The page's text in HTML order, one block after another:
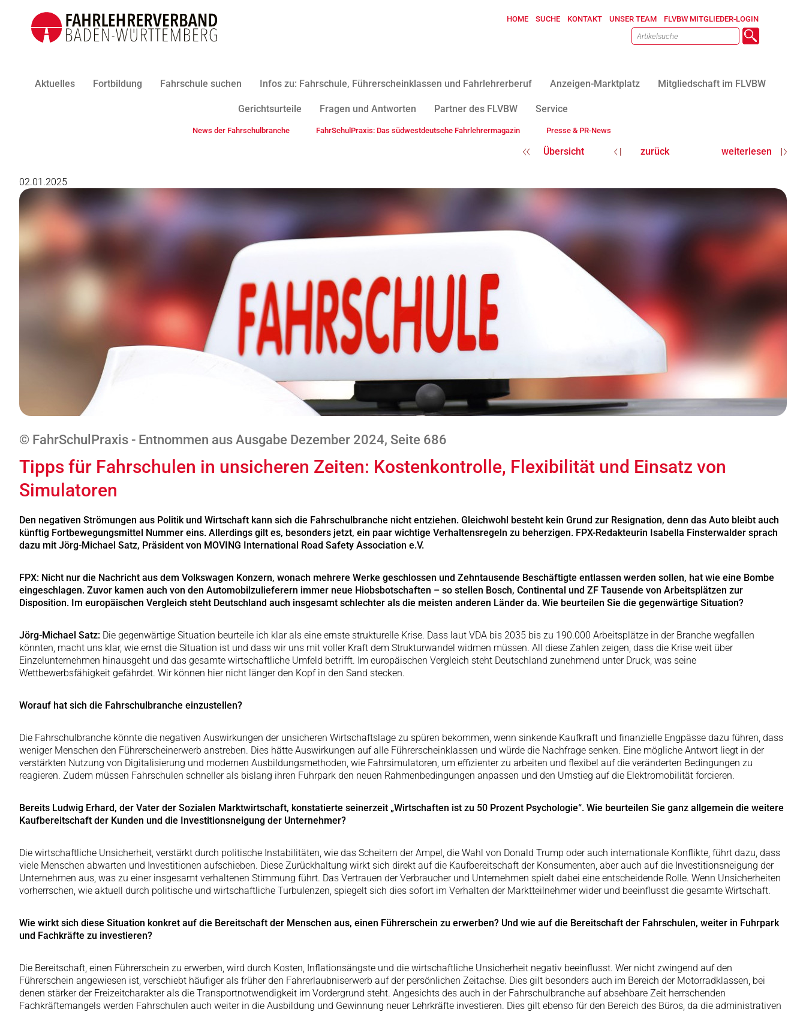
HOME SUCHE KONTAKT UNSER TEAM FLVBW MITGLIEDER-LOGIN
Aktuelles Fortbildung Fahrschule suchen Infos zu: Fahrschule, Führerscheinklassen und Fahrlehrerberuf Anzeigen-Marktplatz Mitgliedschaft im FLVBW
Gerichtsurteile Fragen und Antworten Partner des FLVBW Service
News der Fahrschulbranche FahrSchulPraxis: Das südwestdeutsche Fahrlehrermagazin Presse & PR-News
Übersicht zurück weiterlesen
02.01.2025
© FahrSchulPraxis - Entnommen aus Ausgabe Dezember 2024, Seite 686
Tipps für Fahrschulen in unsicheren Zeiten: Kostenkontrolle, Flexibilität und Einsatz von
Simulatoren
Den negativen Strömungen aus Politik und Wirtschaft kann sich die Fahrschulbranche nicht entziehen. Gleichwohl besteht kein Grund zur Resignation, denn das Auto bleibt auch
künftig Fortbewegungsmittel Nummer eins. Allerdings gilt es, besonders jetzt, ein paar wichtige Verhaltensregeln zu beherzigen. FPX-Redakteurin Isabella Finsterwalder sprach
dazu mit Jörg-Michael Satz, Präsident von MOVING International Road Safety Association e.V.
FPX: Nicht nur die Nachricht aus dem Volkswagen Konzern, wonach mehrere Werke geschlossen und Zehntausende Beschäftigte entlassen werden sollen, hat wie eine Bombe
eingeschlagen. Zuvor kamen auch von den Automobilzulieferern immer neue Hiobsbotschaften – so stellen Bosch, Continental und ZF Tausende von Arbeitsplätzen zur
Disposition. Im europäischen Vergleich steht Deutschland auch insgesamt schlechter als die meisten anderen Länder da. Wie beurteilen Sie die gegenwärtige Situation?
Jörg-Michael Satz: Die gegenwärtige Situation beurteile ich klar als eine ernste strukturelle Krise. Dass laut VDA bis 2035 bis zu 190.000 Arbeitsplätze in der Branche wegfallen
könnten, macht uns klar, wie ernst die Situation ist und dass wir uns mit voller Kraft dem Strukturwandel widmen müssen. All diese Zahlen zeigen, dass die Krise weit über
Einzelunternehmen hinausgeht und das gesamte wirtschaftliche Umfeld betrifft. Im europäischen Vergleich steht Deutschland zunehmend unter Druck, was seine
Wettbewerbsfähigkeit gefährdet. Wir können hier nicht länger den Kopf in den Sand stecken.
Worauf hat sich die Fahrschulbranche einzustellen?
Die Fahrschulbranche könnte die negativen Auswirkungen der unsicheren Wirtschaftslage zu spüren bekommen, wenn sinkende Kaufkraft und finanzielle Engpässe dazu führen, dass
weniger Menschen den Führerscheinerwerb anstreben. Dies hätte Auswirkungen auf alle Führerscheinklassen und würde die Nachfrage senken. Eine mögliche Antwort liegt in der
verstärkten Nutzung von Digitalisierung und modernen Ausbildungsmethoden, wie Fahrsimulatoren, um effizienter zu arbeiten und flexibel auf die veränderten Bedingungen zu
reagieren. Zudem müssen Fahrschulen schneller als bislang ihren Fuhrpark den neuen Rahmenbedingungen anpassen und den Umstieg auf die Elektromobilität forcieren.
Bereits Ludwig Erhard, der Vater der Sozialen Marktwirtschaft, konstatierte seinerzeit „Wirtschaften ist zu 50 Prozent Psychologie“. Wie beurteilen Sie ganz allgemein die weitere
Kaufbereitschaft der Kunden und die Investitionsneigung der Unternehmer?
Die wirtschaftliche Unsicherheit, verstärkt durch politische Instabilitäten, wie das Scheitern der Ampel, die Wahl von Donald Trump oder auch internationale Konflikte, führt dazu, dass
viele Menschen abwarten und Investitionen aufschieben. Diese Zurückhaltung wirkt sich direkt auf die Kaufbereitschaft der Konsumenten, aber auch auf die Investitionsneigung der
Unternehmen aus, was zu einer insgesamt verhaltenen Stimmung führt. Das Vertrauen der Verbraucher und Unternehmen spielt dabei eine entscheidende Rolle. Wenn Unsicherheiten
vorherrschen, wie aktuell durch politische und wirtschaftliche Turbulenzen, spiegelt sich dies sofort im Verhalten der Marktteilnehmer wider und beeinflusst die gesamte Wirtschaft.
Wie wirkt sich diese Situation konkret auf die Bereitschaft der Menschen aus, einen Führerschein zu erwerben? Und wie auf die Bereitschaft der Fahrschulen, weiter in Fuhrpark
und Fachkräfte zu investieren?
Die Bereitschaft, einen Führerschein zu erwerben, wird durch Kosten, Inflationsängste und die wirtschaftliche Unsicherheit negativ beeinflusst. Wer nicht zwingend auf den
Führerschein angewiesen ist, verschiebt häufiger als früher den Fahrerlaubniserwerb auf der persönlichen Zeitachse. Dies gilt besonders auch im Bereich der Motorradklassen, bei
denen stärker der Freizeitcharakter als die Transportnotwendigkeit im Vordergrund steht. Angesichts des auch in der Fahrschulbranche auf absehbare Zeit herrschenden
Fachkräftemangels werden Fahrschulen auch weiter in die Ausbildung und Gewinnung neuer Lehrkräfte investieren. Dies gilt ebenso für den Bereich des Büros, da die administrativen